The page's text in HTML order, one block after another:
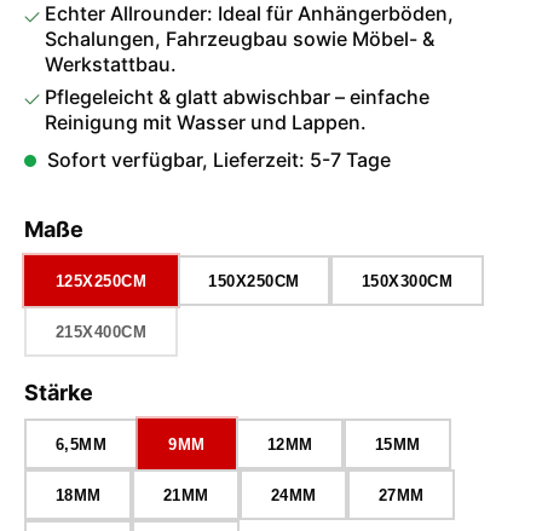
Echter Allrounder: Ideal für Anhängerböden,
Schalungen, Fahrzeugbau sowie Möbel- &
Werkstattbau.
Pflegeleicht & glatt abwischbar – einfache
Reinigung mit Wasser und Lappen.
Sofort verfügbar, Lieferzeit: 5-7 Tage
Maße
125X250CM 150X250CM 150X300CM
215X400CM(DIESE OPTION IST ZURZEIT NICHT VERFÜGBAR.)
Stärke
6,5MM 9MM 12MM 15MM
18MM 21MM 24MM 27MM